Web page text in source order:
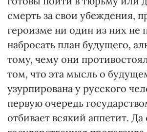
смерть за свои убеждения,
героизме ни один из них не
набросать план будущего,
тому, чему они
том, что эта мысль о
узурпирована у русского
первую очередь
отбивает всякий аппетит.